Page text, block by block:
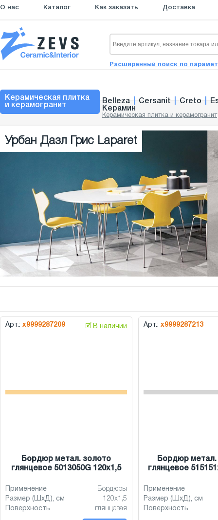
О нас Каталог Как заказать Доставка
Расширенный поиск по
Керамическая плитка
и керамогранит
Belleza Cersanit Creto
Керамин
Керамическая плитка и керамогранит
Урбан Дазл Грис Laparet
Арт.: х9999287209 🗹 В наличии
Бордюр метал. золото
глянцевое 5013050G 120x1,5
Применение
Бордюры
Размер (ШхД), см
120x1,5
Поверхность
глянцевая
Арт.: х9999287213
Бордюр метал.
глянцевое
Применение
Размер (ШхД), см
Поверхность